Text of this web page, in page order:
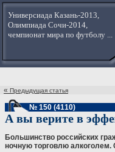
Универсиада Казань-2013,
Олимпиада Сочи-2014,
чемпионат мира по футболу ...
« Предыдущая статья
№ 150 (4110)
А вы верите в
Большинство российских
ночную торговлю алкоголем.